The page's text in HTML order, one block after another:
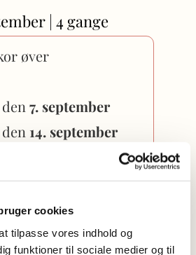
cookies
tilpasse vores indhold og
funktioner til sociale medier og til
| 4 gange
øver
7. september
14. september
den28. september